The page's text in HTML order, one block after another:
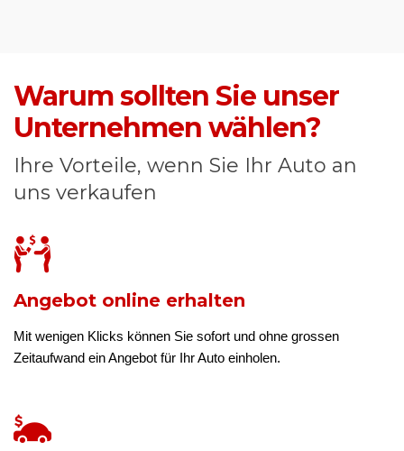
Warum sollten Sie unser
Unternehmen wählen?
Ihre Vorteile, wenn Sie Ihr Auto an
uns verkaufen
Angebot online erhalten
Mit wenigen Klicks können Sie sofort und ohne grossen
Zeitaufwand ein Angebot für Ihr Auto einholen.